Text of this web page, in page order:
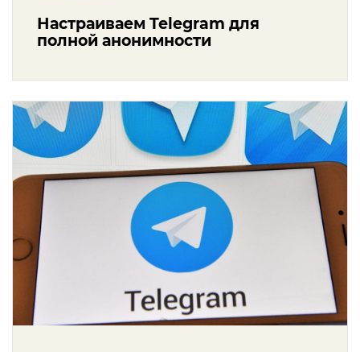
Настраиваем Telegram для
полной анонимности